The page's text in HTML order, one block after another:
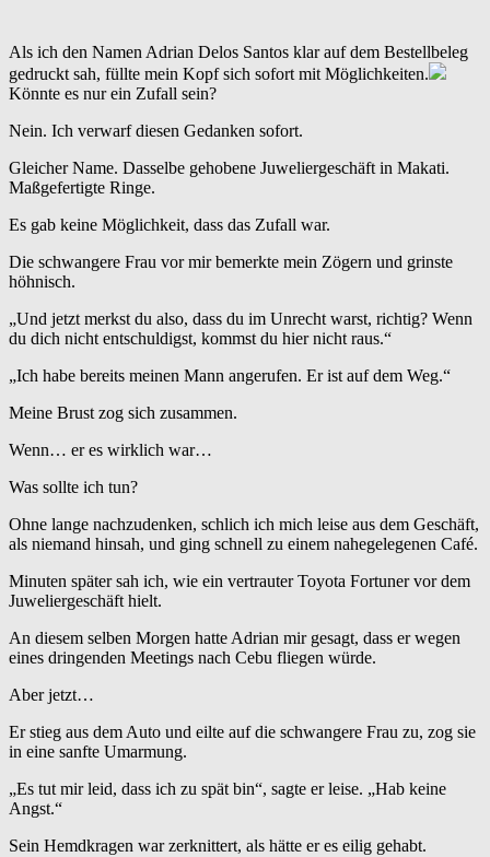
Als ich den Namen Adrian Delos Santos klar auf dem Bestellbeleg
gedruckt sah, füllte mein Kopf sich sofort mit Möglichkeiten.
Könnte es nur ein Zufall sein?
Nein. Ich verwarf diesen Gedanken sofort.
Gleicher Name. Dasselbe gehobene Juweliergeschäft in Makati.
Maßgefertigte Ringe.
Es gab keine Möglichkeit, dass das Zufall war.
Die schwangere Frau vor mir bemerkte mein Zögern und grinste
höhnisch.
„Und jetzt merkst du also, dass du im Unrecht warst, richtig? Wenn
du dich nicht entschuldigst, kommst du hier nicht raus.“
„Ich habe bereits meinen Mann angerufen. Er ist auf dem Weg.“
Meine Brust zog sich zusammen.
Wenn… er es wirklich war…
Was sollte ich tun?
Ohne lange nachzudenken, schlich ich mich leise aus dem Geschäft,
als niemand hinsah, und ging schnell zu einem nahegelegenen Café.
Minuten später sah ich, wie ein vertrauter Toyota Fortuner vor dem
Juweliergeschäft hielt.
An diesem selben Morgen hatte Adrian mir gesagt, dass er wegen
eines dringenden Meetings nach Cebu fliegen würde.
Aber jetzt…
Er stieg aus dem Auto und eilte auf die schwangere Frau zu, zog sie
in eine sanfte Umarmung.
„Es tut mir leid, dass ich zu spät bin“, sagte er leise. „Hab keine
Angst.“
Sein Hemdkragen war zerknittert, als hätte er es eilig gehabt.